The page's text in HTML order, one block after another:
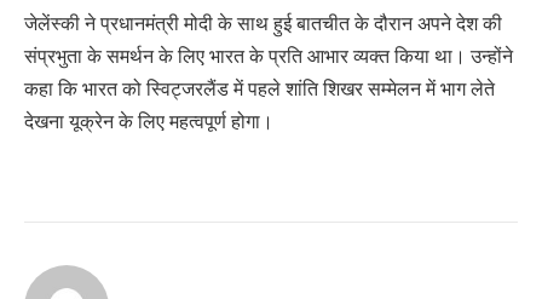
जेलेंस्की ने प्रधानमंत्री मोदी के साथ हुई बातचीत के दौरान अपने देश की
संप्रभुता के समर्थन के लिए भारत के प्रति आभार व्यक्त किया था। उन्होंने
कहा कि भारत को स्विट्जरलैंड में पहले शांति शिखर सम्मेलन में भाग लेते
देखना यूक्रेन के लिए महत्वपूर्ण होगा।